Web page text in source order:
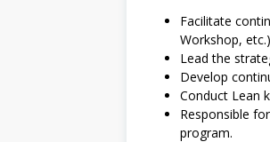
Facilitate
Workshop,
Lead the
Develop
Conduct Lean
Responsible
program.